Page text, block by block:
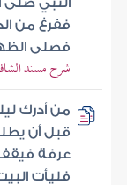
ففرغ من
فصلى
شرح مسند
من أدرك
قبل أن
عرفة فيقف
فليأت